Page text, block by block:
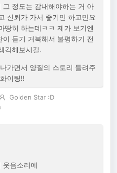
정도는 감내해야하는 거 아
신뢰가 가서 좋기만 하고만요
땅히 하는데ㅋㅋ 제가 보기엔
듣기 거북해서 불평하기 전
각해보시길.
가면서 양질의 스토리 들려주
이팅!!
Golden Star :D
웃음소리에